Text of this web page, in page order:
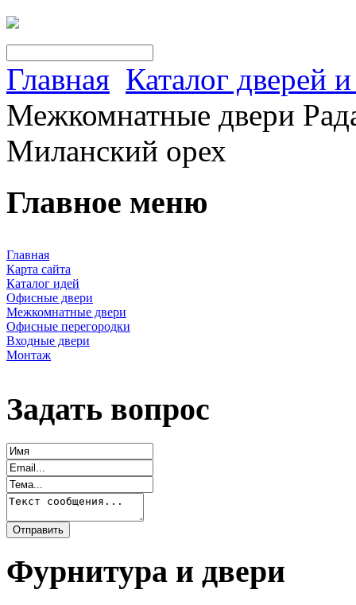
Главная Каталог дверей
Межкомнатные двери
Миланский орех
Главное меню
Главная
Карта сайта
Каталог идей
Офисные двери
Межкомнатные двери
Офисные перегородки
Входные двери
Монтаж
Задать вопрос
Фурнитура и двери